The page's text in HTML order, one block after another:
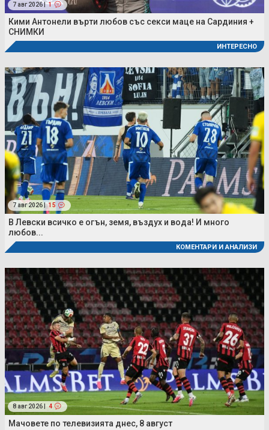
7 авг 2026 | 1
Кими Антонели върти любов със секси маце на Сардиния +
СНИМКИ
ИНТЕРЕСНО
7 авг 2026 | 15
В Левски всичко е огън, земя, въздух и вода! И много
любов...
КОМЕНТАРИ И АНАЛИЗИ
8 авг 2026 | 4
Мачовете по телевизията днес, 8 август